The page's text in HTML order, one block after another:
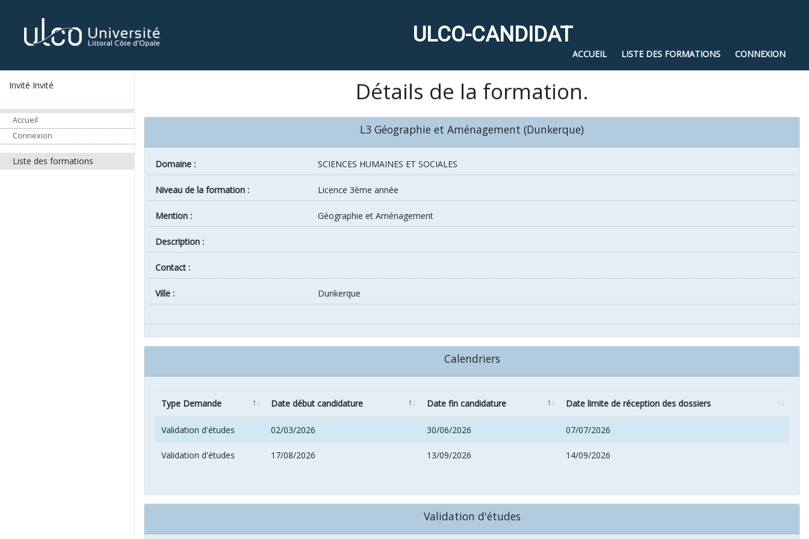
ULCO-CANDIDAT
Invité Invité
Accueil
Connexion
Liste des formations
ACCUEIL LISTE DES FORMATIONS CONNEXION
Détails de la formation.
L3 Géographie et Aménagement (Dunkerque)
Domaine : SCIENCES HUMAINES ET SOCIALES
Niveau de la formation : Licence 3ème année
Mention : Géographie et Aménagement
Description :
Contact :
ville : Dunkerque
Calendriers
Type Demande Date début candidature Date fin candidature Date limite de réception des dossiers
Validation d'études 02/03/2026 30/06/2026 07/07/2026
Validation d'études 17/08/2026 13/09/2026 14/09/2026
Validation d'études